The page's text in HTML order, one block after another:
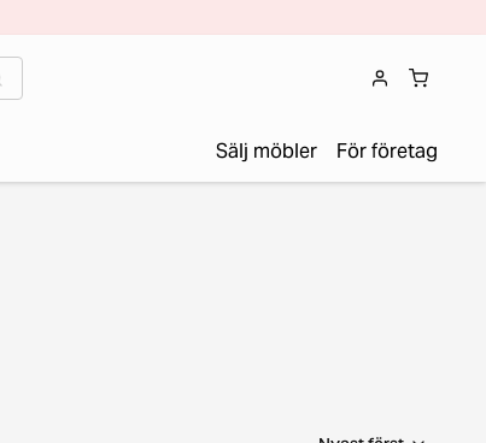
Sälj möbler För företag